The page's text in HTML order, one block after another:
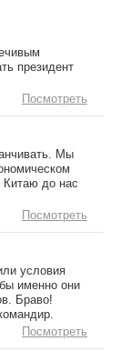
президент
Посмотреть
Мы
Китаю до нас
Посмотреть
условия
именно они
Браво!
Посмотреть